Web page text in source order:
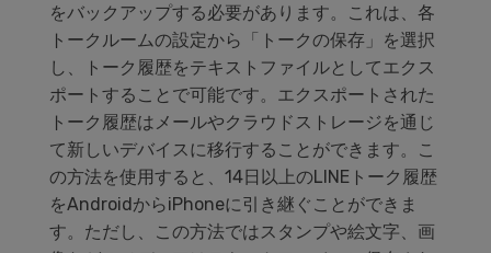
をバックアップする必要があります。これは、各
トークルームの設定から「トークの保存」を選択
し、トーク履歴をテキストファイルとしてエクス
ポートすることで可能です。エクスポートされた
トーク履歴はメールやクラウドストレージを通じ
て新しいデバイスに移行することができます。こ
の方法を使用すると、14日以上のLINEトーク履歴
をAndroidからiPhoneに引き継ぐことができま
す。ただし、この方法ではスタンプや絵文字、画